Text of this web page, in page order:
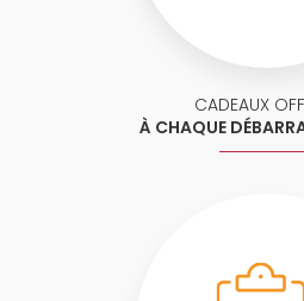
CADEAUX
À CHAQUE